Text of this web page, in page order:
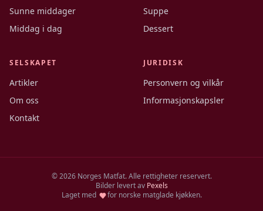
Sunne middager
Middag i dag
Suppe
Dessert
SELSKAPET
Artikler
Om oss
Kontakt
JURIDISK
Personvern og vilkår
Informasjonskapsler
©2026Norges Matfat. Alle rettigheter reservert.
Bilder levert av Pexels
Laget med
for norske matglade kjøkken.